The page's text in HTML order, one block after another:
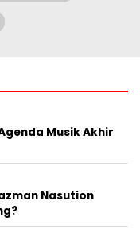
Musik Akhir
Nasution